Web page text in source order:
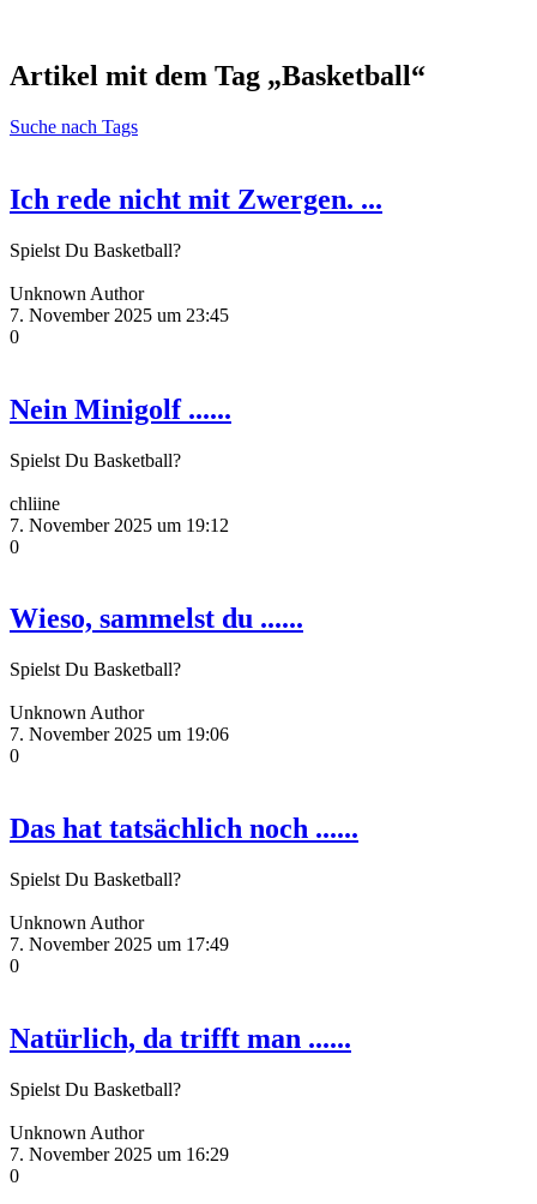
Artikel mit dem Tag „Basketball“
Suche nach Tags
Ich rede nicht mit Zwergen. ...
Spielst Du Basketball?
Unknown Author
7. November 2025 um 23:45
0
Nein Minigolf ......
Spielst Du Basketball?
chliine
7. November 2025 um 19:12
0
Wieso, sammelst du ......
Spielst Du Basketball?
Unknown Author
7. November 2025 um 19:06
0
Das hat tatsächlich noch ......
Spielst Du Basketball?
Unknown Author
7. November 2025 um 17:49
0
Natürlich, da trifft man ......
Spielst Du Basketball?
Unknown Author
7. November 2025 um 16:29
0